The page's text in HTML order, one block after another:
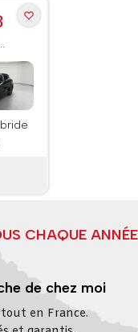
CHAQUE ANNÉE
de chez moi
en France.